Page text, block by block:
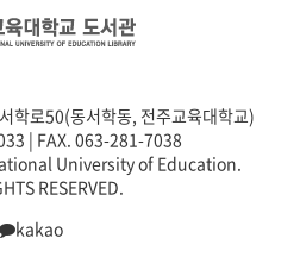
학로50(동서학동, 전주교육대학교)
| FAX. 063-281-7038
University of Education.
RESERVED.
kakao